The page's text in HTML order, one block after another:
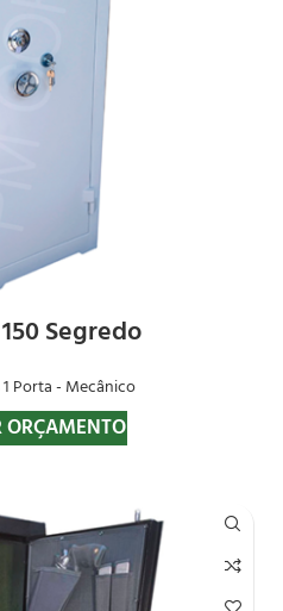
Segredo
Porta - Mecânico
ORÇAMENTO